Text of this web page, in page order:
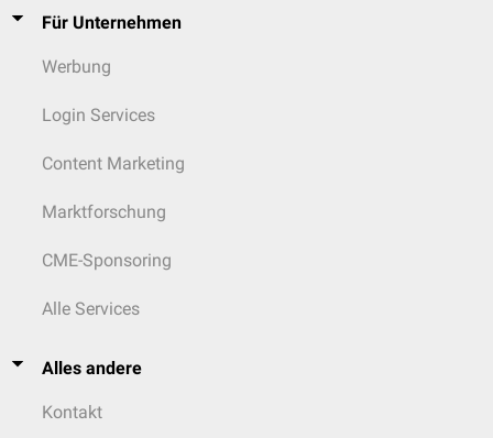
Für Unternehmen
Werbung
Login Services
Content Marketing
Marktforschung
CME-Sponsoring
Alle Services
Alles andere
Kontakt